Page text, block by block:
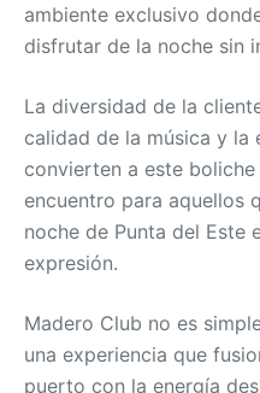
ambiente exclusivo
disfrutar de la noche sin
La diversidad de la
calidad de la música y la
convierten a este
encuentro para aquellos
noche de Punta del Este
expresión.
Madero Club no es
una experiencia que
puerto con la energía